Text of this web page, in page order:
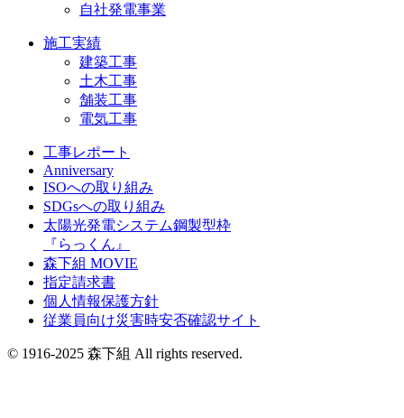
自社発電事業
施工実績
建築工事
土木工事
舗装工事
電気工事
工事レポート
Anniversary
ISOへの取り組み
SDGsへの取り組み
太陽光発電システム鋼製型枠
『らっくん』
森下組 MOVIE
指定請求書
個人情報保護方針
従業員向け災害時安否確認サイト
© 1916-2025 森下組 All rights reserved.